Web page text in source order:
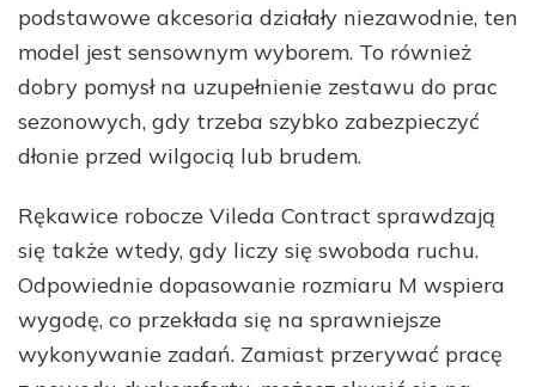
podstawowe akcesoria działały niezawodnie, ten
model jest sensownym wyborem. To również
dobry pomysł na uzupełnienie zestawu do prac
sezonowych, gdy trzeba szybko zabezpieczyć
dłonie przed wilgocią lub brudem.
Rękawice robocze Vileda Contract sprawdzają
się także wtedy, gdy liczy się swoboda ruchu.
Odpowiednie dopasowanie rozmiaru M wspiera
wygodę, co przekłada się na sprawniejsze
wykonywanie zadań. Zamiast przerywać pracę